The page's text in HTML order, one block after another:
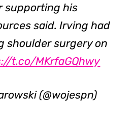
supporting his
said. Irving had
shoulder surgery on
t.co/MKrfaGQhwy
(@wojespn)